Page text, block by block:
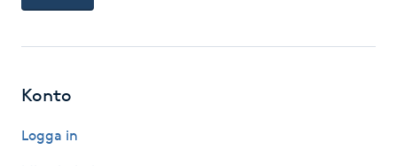
Konto
Logga in